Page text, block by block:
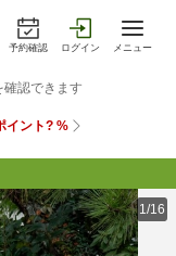
予約確認 ログイン メニュー
1/16